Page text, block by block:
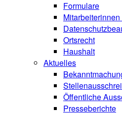
Formulare
Ortsrecht
Haushalt
Aktuelles
Öffentliche
Presseberichte